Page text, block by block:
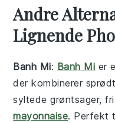
Andre
Lignende Pho
Banh Mi: Banh Mi er
der kombinerer
syltedegrøntsager,
mayonnaise. Perfekt